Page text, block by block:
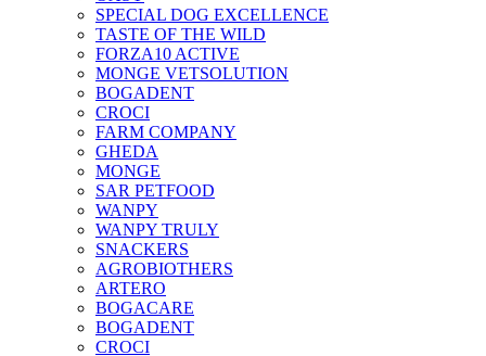
SPECIAL DOG EXCELLENCE
TASTE OF THE WILD
FORZA10 ACTIVE
MONGE VETSOLUTION
BOGADENT
CROCI
FARM COMPANY
GHEDA
MONGE
SAR PETFOOD
WANPY
WANPY TRULY
SNACKERS
AGROBIOTHERS
ARTERO
BOGACARE
BOGADENT
CROCI